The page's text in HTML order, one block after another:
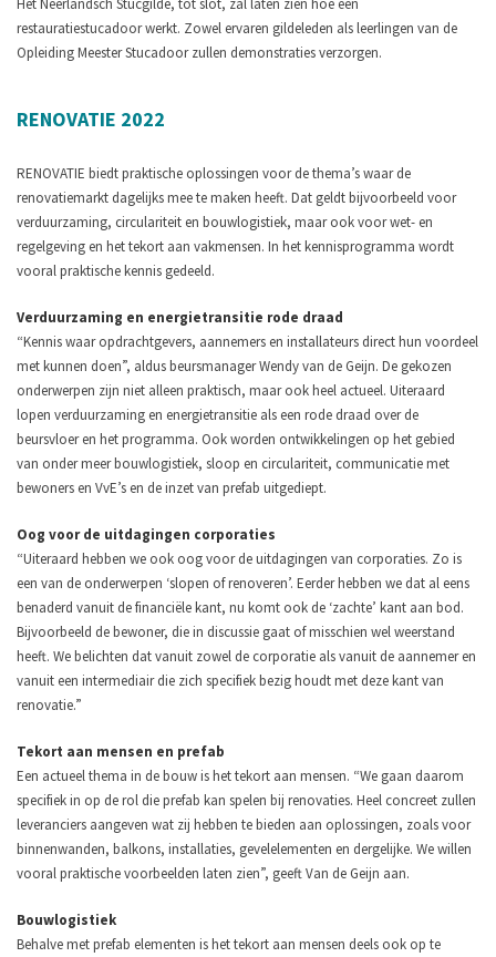
restauratiestucadoor werkt. Zowel ervaren gildeleden als leerlingen van de
Opleiding Meester Stucadoor zullen demonstraties verzorgen.
RENOVATIE 2022
RENOVATIE biedt praktische oplossingen voor de thema’s waar de
renovatiemarkt dagelijks mee te maken heeft. Dat geldt bijvoorbeeld voor
verduurzaming, circulariteit en bouwlogistiek, maar ook voor wet- en
regelgeving en het tekort aan vakmensen. In het kennisprogramma wordt
vooral praktische kennis gedeeld.
Verduurzaming en energietransitie rode draad
“Kennis waar opdrachtgevers, aannemers en installateurs direct hun voordeel
met kunnen doen”, aldus beursmanager Wendy van de Geijn. De gekozen
onderwerpen zijn niet alleen praktisch, maar ook heel actueel. Uiteraard
lopen verduurzaming en energietransitie als een rode draad over de
beursvloer en het programma. Ook worden ontwikkelingen op het gebied
van onder meer bouwlogistiek, sloop en circulariteit, communicatie met
bewoners en VvE’s en de inzet van prefab uitgediept.
Oog voor de uitdagingen corporaties
“Uiteraard hebben we ook oog voor de uitdagingen van corporaties. Zo is
een van de onderwerpen ‘slopen of renoveren’. Eerder hebben we dat al eens
benaderd vanuit de financiële kant, nu komt ook de ‘zachte’ kant aan bod.
Bijvoorbeeld de bewoner, die in discussie gaat of misschien wel weerstand
heeft. We belichten dat vanuit zowel de corporatie als vanuit de aannemer en
vanuit een intermediair die zich specifiek bezig houdt met deze kant van
renovatie.”
Tekort aan mensen en prefab
Een actueel thema in de bouw is het tekort aan mensen. “We gaan daarom
specifiek in op de rol die prefab kan spelen bij renovaties. Heel concreet zullen
leveranciers aangeven wat zij hebben te bieden aan oplossingen, zoals voor
binnenwanden, balkons, installaties, gevelelementen en dergelijke. We willen
vooral praktische voorbeelden laten zien”, geeft Van de Geijn aan.
Bouwlogistiek
Behalve met prefab elementen is het tekort aan mensen deels ook op te